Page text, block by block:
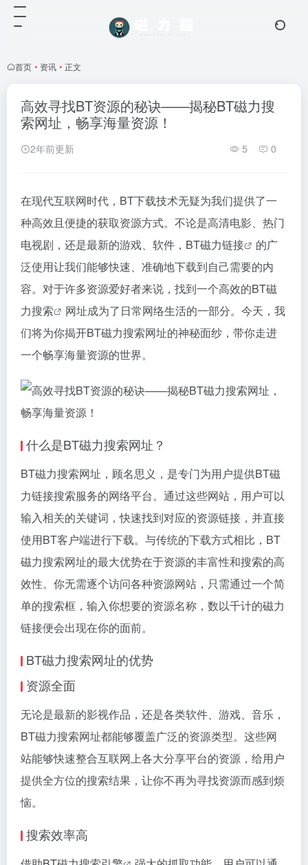
首页 • 资讯 • 正文
高效寻找BT资源的秘诀——揭秘BT磁力搜
索网址，畅享海量资源！
2年前更新 5 0
在现代互联网时代，BT下载技术无疑为我们提供了一
种高效且便捷的获取资源方式。不论是高清电影、热门
电视剧，还是最新的游戏、软件，BT磁力链接
的广
泛使用让我们能够快速、准确地下载到自己需要的内
容。对于许多资源爱好者来说，找到一个高效的BT磁
力搜索
网址成为了日常网络生活的一部分。今天，我
们将为你揭开BT磁力搜索网址的神秘面纱，带你走进
一个畅享海量资源的世界。
什么是BT磁力搜索网址？
BT磁力搜索网址，顾名思义，是专门为用户提供BT磁
力链接搜索服务的网络平台。通过这些网站，用户可以
输入相关的关键词，快速找到对应的资源链接，并直接
使用BT客户端进行下载。与传统的下载方式相比，BT
磁力搜索网址的最大优势在于资源的丰富性和搜索的高
效性。你无需逐个访问各种资源网站，只需通过一个简
单的搜索框，输入你想要的资源名称，数以千计的磁力
链接便会出现在你的面前。
BT磁力搜索网址的优势
资源全面
无论是最新的影视作品，还是各类软件、游戏、音乐，
BT磁力搜索网址都能够覆盖广泛的资源类型。这些网
站能够快速整合互联网上各大分享平台的资源，给用户
提供全方位的搜索结果，让你不再为寻找资源而感到烦
恼。
搜索效率高